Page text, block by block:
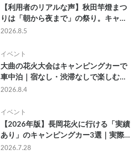
【利用者のリアルな声】秋田竿燈まつ
りは「朝から夜まで」の祭り。キャン
ピングカーで行った2組の記録
2026.8.5
イベント
大曲の花火大会はキャンピングカーで
車中泊｜宿なし・渋滞なしで楽しむ
2026年完全ガイド
2026.8.4
イベント
【2026年版】長岡花火に行ける「実績
あり」のキャンピングカー3選｜実際
に利用したゲストのレビュー付き
2026.7.28